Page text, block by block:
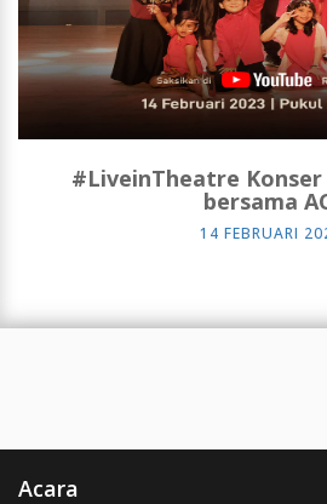
#LiveinTheatre Konser
bersama
14 FEBRUARI
Acara